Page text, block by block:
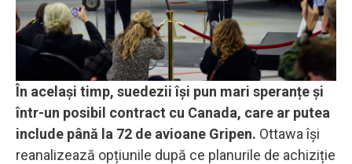
În același timp, suedezii își pun mari speranțe și
într-un posibil contract cu Canada, care ar putea
include până la 72 de avioane Gripen. Ottawa își
reanalizează opțiunile după ce planurile de achiziție